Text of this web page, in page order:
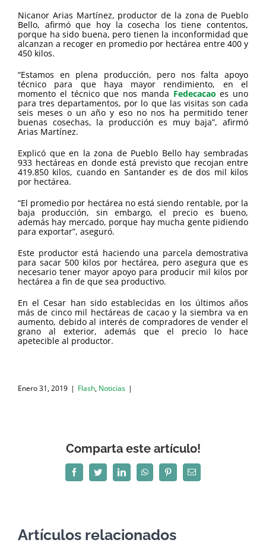
Nicanor Arias Martínez, productor de la zona de Pueblo
Bello, afirmó que hoy la cosecha los tiene contentos,
porque ha sido buena, pero tienen la inconformidad que
alcanzan a recoger en promedio por hectárea entre 400 y
450 kilos.
“Estamos en plena producción, pero nos falta apoyo
técnico para que haya mayor rendimiento, en el
momento el técnico que nos manda Fedecacao es uno
para tres departamentos, por lo que las visitas son cada
seis meses o un año y eso no nos ha permitido tener
buenas cosechas, la producción es muy baja”, afirmó
Arias Martínez.
Explicó que en la zona de Pueblo Bello hay sembradas
933 hectáreas en donde está previsto que recojan entre
419.850 kilos, cuando en Santander es de dos mil kilos
por hectárea.
“El promedio por hectárea no está siendo rentable, por la
baja producción, sin embargo, el precio es bueno,
además hay mercado, porque hay mucha gente pidiendo
para exportar”, aseguró.
Este productor está haciendo una parcela demostrativa
para sacar 500 kilos por hectárea, pero asegura que es
necesario tener mayor apoyo para producir mil kilos por
hectárea a fin de que sea productivo.
En el Cesar han sido establecidas en los últimos años
más de cinco mil hectáreas de cacao y la siembra va en
aumento, debido al interés de compradores de vender el
grano al exterior, además que el precio lo hace
apetecible al productor.
Enero 31, 2019 | Flash, Noticias |
Comparta este artículo!
FacebookTwitterLinkedInWhatsAppPinterestCorreo
electrónico
Artículos relacionados